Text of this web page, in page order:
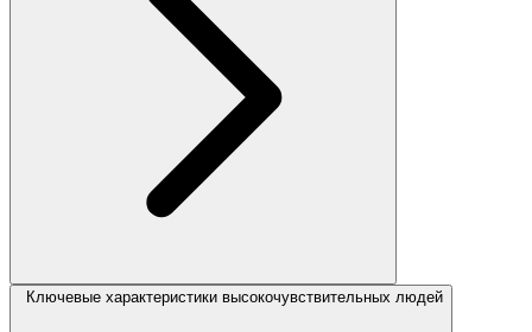
Ключевые характеристики высокочувствительных людей